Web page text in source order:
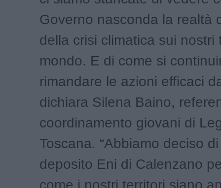
Governo nasconda la realtà
della crisi climatica sui
mondo. E di come si
rimandare le azioni efficaci
dichiara Silena Baino,
coordinamento giovani di
Toscana. “Abbiamo deciso
deposito Eni di Calenzano
come i nostri territori siano